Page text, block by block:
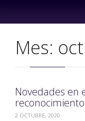
Mes:
Novedades en
2 OCTUBRE, 2020